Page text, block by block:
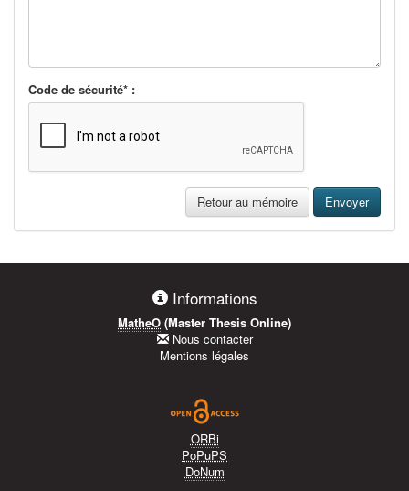
Code de sécurité* :
Retour au mémoire Envoyer
Informations
MatheO (Master Thesis Online)
Nous contacter
Mentions légales
ORBi
PoPuPS
DoNum